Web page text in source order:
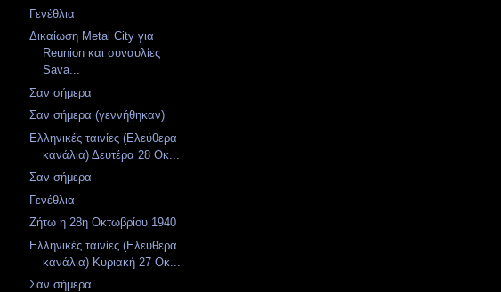
Γενέθλια
Δικαίωση Metal City για
Reunion και συναυλίες
Sava...
Σαν σήμερα
Σαν σήμερα (γεννήθηκαν)
Ελληνικές ταινίες (Ελεύθερα
κανάλια) Δευτέρα 28 Οκ...
Σαν σήμερα
Γενέθλια
Ζήτω η 28η Οκτωβρίου 1940
Ελληνικές ταινίες (Ελεύθερα
κανάλια) Κυριακή 27 Οκ...
Σαν σήμερα